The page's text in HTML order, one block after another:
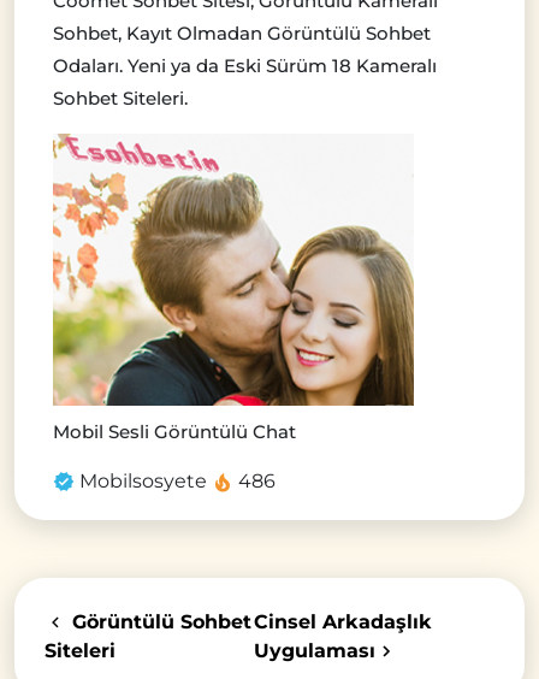
Sohbet, Kayıt Olmadan Görüntülü Sohbet
Odaları. Yeni ya da Eski Sürüm 18 Kameralı
Sohbet Siteleri.
Mobil Sesli Görüntülü Chat
Mobilsosyete 486
Görüntülü Sohbet
Siteleri
Cinsel Arkadaşlık
Uygulaması